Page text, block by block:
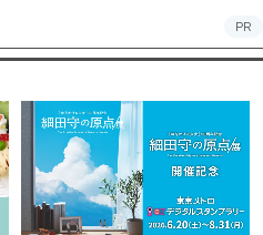
PR